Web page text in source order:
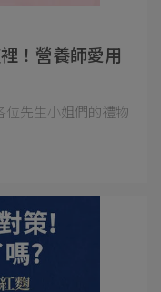
！營養師愛用
位先生小姐們的禮物